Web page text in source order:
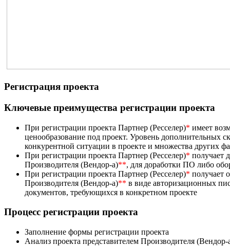
Регистрация проекта
Ключевые преимущества регистрации проекта
При регистрации проекта Партнер (Ресселер)* имеет
ценообразование под проект. Уровень дополнительных
конкурентной ситуации в проекте и множества других
При регистрации проекта Партнер (Ресселер)* получает
Производителя (Вендор-а)**, для доработки ПО либо
При регистрации проекта Партнер (Ресселер)* получает
Производителя (Вендор-а)** в виде авторизационных
документов, требующихся в конкретном проекте
Процесс регистрации проекта
Заполнение формы регистрации проекта
Анализ проекта представителем Производителя (Вендор-